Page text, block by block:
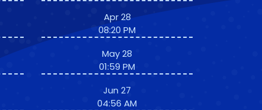
Apr 28
08:20 PM
May 28
01:59 PM
Jun 27
04:56 AM